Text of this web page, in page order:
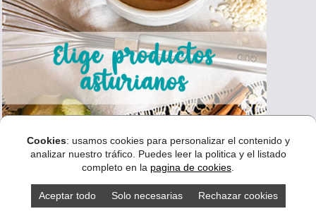
Cookies: usamos cookies para personalizar el contenido y
analizar nuestro tráfico. Puedes leer la politica y el listado
completo en la pagina de cookies
Aceptar todo Solo necesarias Rechazar cookies